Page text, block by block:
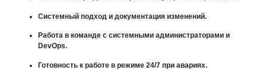
Системный подход и документация изменений.
Работа в команде с системными администраторами и
DevOps.
Готовность к работе в режиме 24/7 при авариях.